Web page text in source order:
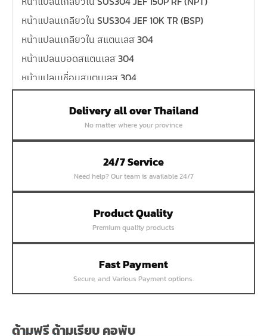
หน้าแปลนเกลียวใน SUS304 JEF 10K TR (BSP)
หน้าแปลนเกลียวใน สแตนเลส 304
หน้าแปลนบอดสแตนเลส 304
หน้าแปลนเชื่อมสแตนเลส 304
หน้าแปลนเหล็กคอสูง
หน้าแปลนเชื่อมบอด SUS304 JEF 300P RF
หน้าแปลนเชื่อมบอด SUS304 JEF PN40 RF
หน้าแปลนเชื่อมบอด SUS304 JEF PN16 RF
หน้าแปลนเชื่อมบอด SUS304 JEF PN10 FF
หน้าแปลนเชื่อมบอด SUS304 JEF 10K FF
หน้าแปลนเชื่อมบอด SUS304 JEF 5K FF
หน้าแปลนเชื่อมบอด SUS304 JEF 150P RF
หน้าแปลนเชื่อม SUS304 JEF PN40 RF
Delivery all over Thailand
No matter where your province
24/7 Service
Need help? Our team is available 24/7
Product Quality
Premium quality products
Fast Payment
Secure, and Various Payment options.
ด้ามฟรี ด้ามเรียบ คอพับ